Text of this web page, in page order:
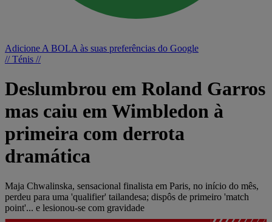
Adicione A BOLA às suas preferências do Google
// Ténis //
Deslumbrou em Roland Garros
mas caiu em Wimbledon à
primeira com derrota
dramática
Maja Chwalinska, sensacional finalista em Paris, no início do mês,
perdeu para uma 'qualifier' tailandesa; dispôs de primeiro 'match
point'... e lesionou-se com gravidade